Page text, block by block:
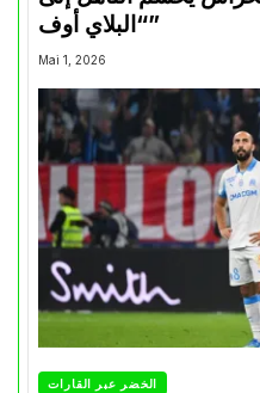
“البلاي أوف”
Mai 1, 2026
الخضر عبر القارات